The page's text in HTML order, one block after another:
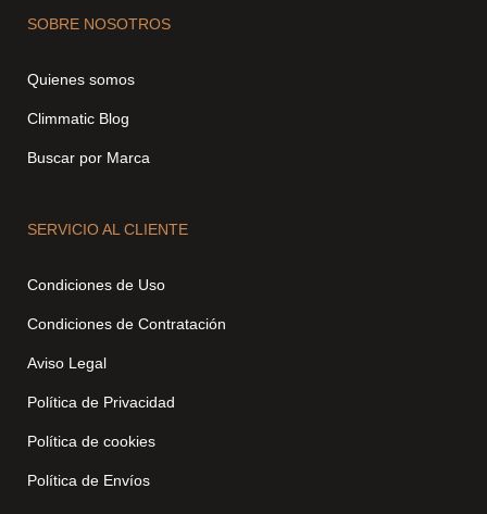
SOBRE NOSOTROS
Quienes somos
Climmatic Blog
Buscar por Marca
SERVICIO AL CLIENTE
Condiciones de Uso
Condiciones de Contratación
Aviso Legal
Política de Privacidad
Política de cookies
Política de Envíos